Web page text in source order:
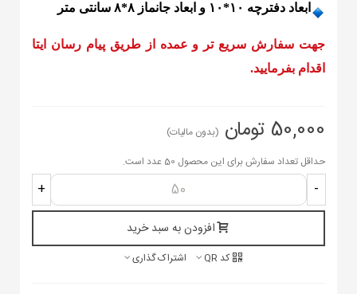
️ابعاد دفترچه ۱۰*۱۰ و ابعاد جانماز ۸*۸ سانتی متر
جهت سفارش سریع تر و عمده از طریق پیام رسان ایتا
اقدام بفرمایید.
50,000 تومان
(بدون مالیات)
حداقل تعداد سفارش برای این محصول 50 عدد است.
-
+
افزودن به سبد خرید
کد QR اشتراک گذاری